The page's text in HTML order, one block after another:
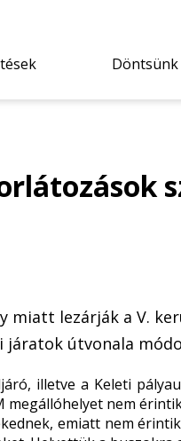
miatt lezárják a V.
járatok útvonala
illetve a Keleti
megállóhelyet nem
emiatt nem